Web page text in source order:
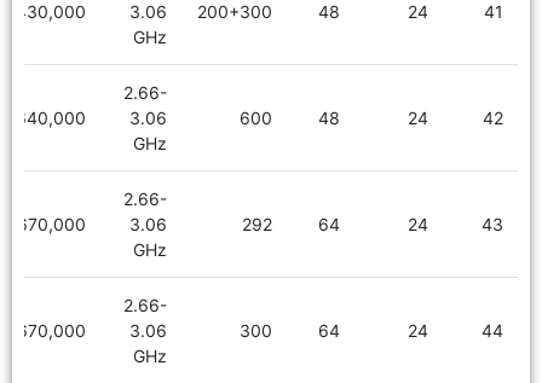
41
24
48
200+300
3.06
GHz
2,430,000
42
24
48
600
2.66-
3.06
GHz
2,640,000
43
24
64
292
2.66-
3.06
GHz
2,670,000
44
24
64
300
2.66-
3.06
GHz
2,670,000